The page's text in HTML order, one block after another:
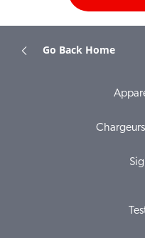
Go Back Home